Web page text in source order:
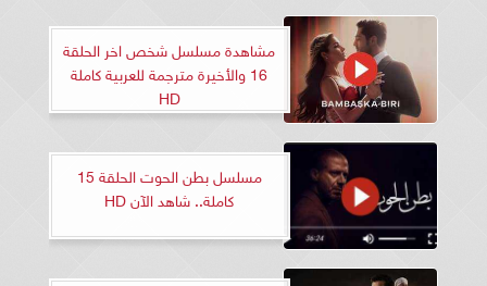
مشاهدة مسلسل شخص اخر الحلقة
16 والأخيرة مترجمة للعربية كاملة
HD
مسلسل بطن الحوت الحلقة 15
كاملة.. شاهد الآن HD